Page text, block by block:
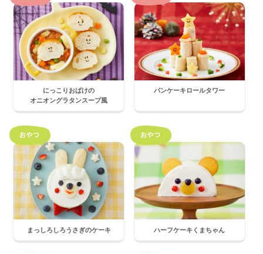
にっこりおばけの
オニオングラタンスープ風
パンケーキロールタワー
まっしろしろうさぎのケーキ ハーフケーキくまちゃん